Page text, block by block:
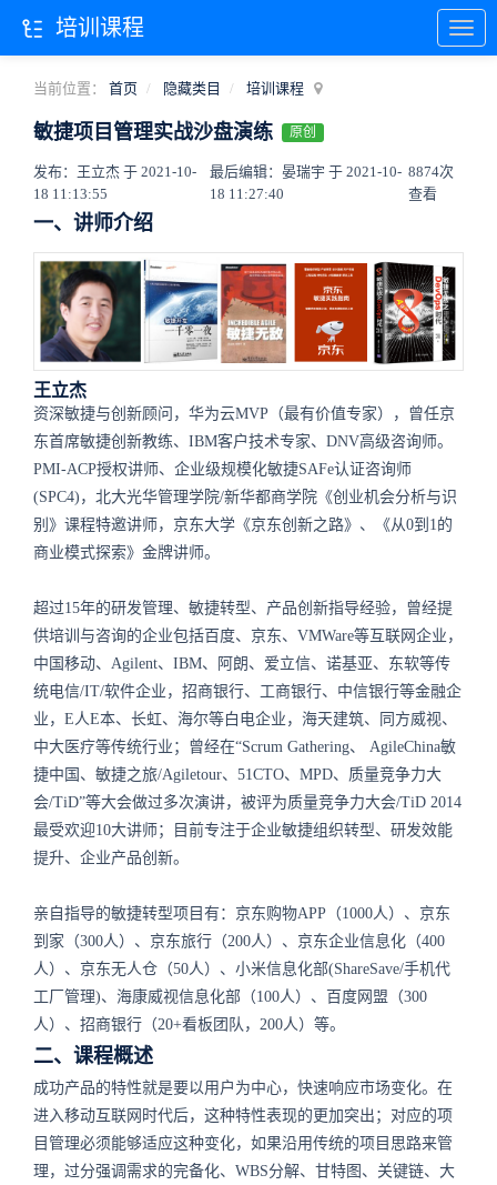
当前位置： 首页 隐藏类目 培训课程
敏捷项目管理实战沙盘演练 原创
发布：王立杰 于 2021-10-
18 11:13:55
最后编辑：晏瑞宇 于 2021-10-
18 11:27:40
8874次
查看
一、讲师介绍
王立杰
资深敏捷与创新顾问，华为云MVP（最有价值专家），曾任京
东首席敏捷创新教练、IBM客户技术专家、DNV高级咨询师。
PMI-ACP授权讲师、企业级规模化敏捷SAFe认证咨询师
(SPC4)，北大光华管理学院/新华都商学院《创业机会分析与识
别》课程特邀讲师，京东大学《京东创新之路》、《从0到1的
商业模式探索》金牌讲师。
超过15年的研发管理、敏捷转型、产品创新指导经验，曾经提
供培训与咨询的企业包括百度、京东、VMWare等互联网企业，
中国移动、Agilent、IBM、阿朗、爱立信、诺基亚、东软等传
统电信/IT/软件企业，招商银行、工商银行、中信银行等金融企
业，E人E本、长虹、海尔等白电企业，海天建筑、同方威视、
中大医疗等传统行业；曾经在“Scrum Gathering、 AgileChina敏
捷中国、敏捷之旅/Agiletour、51CTO、MPD、质量竞争力大
会/TiD”等大会做过多次演讲，被评为质量竞争力大会/TiD 2014
最受欢迎10大讲师；目前专注于企业敏捷组织转型、研发效能
提升、企业产品创新。
亲自指导的敏捷转型项目有：京东购物APP（1000人）、京东
到家（300人）、京东旅行（200人）、京东企业信息化（400
人）、京东无人仓（50人）、小米信息化部(ShareSave/手机代
工厂管理)、海康威视信息化部（100人）、百度网盟（300
人）、招商银行（20+看板团队，200人）等。
二、课程概述
成功产品的特性就是要以用户为中心，快速响应市场变化。在
进入移动互联网时代后，这种特性表现的更加突出；对应的项
目管理必须能够适应这种变化，如果沿用传统的项目思路来管
理，过分强调需求的完备化、WBS分解、甘特图、关键链、大
培训课程